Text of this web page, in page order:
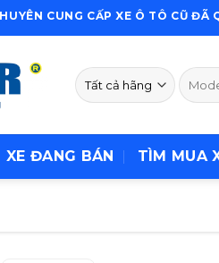
CUNG CẤP XE Ô TÔ CŨ ĐÃ QUA
Tìm
kiếm:
XE ĐANG BÁN TÌM MUA